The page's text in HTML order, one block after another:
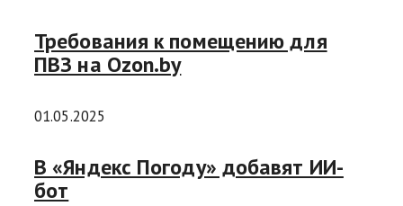
Требования к помещению для
ПВЗ на Ozon.by
01.05.2025
В «Яндекс Погоду» добавят ИИ-
бот